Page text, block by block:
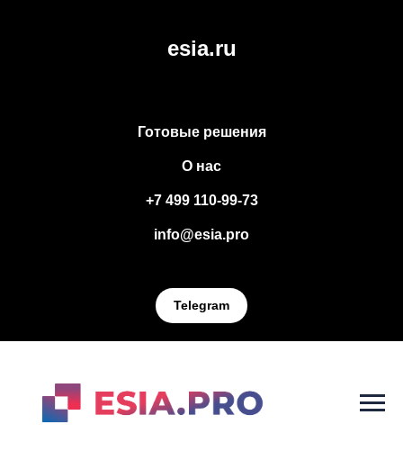
esia.ru
Готовые решения
О нас
+7 499 110-99-73
info@esia.pro
Telegram
ЕСИА